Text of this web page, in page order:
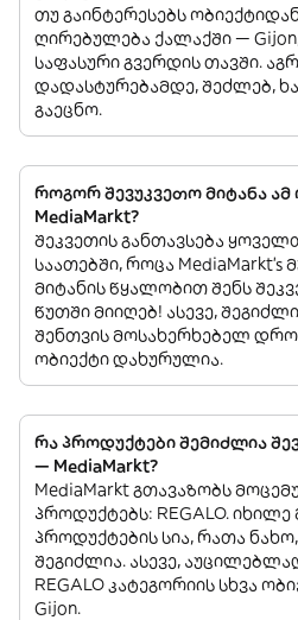
თუ გაინტერესებს
ღირებულება ქალაქში —
საფასური გვერდის თავში.
დადასტურებამდე, შეძლებ,
გაეცნო.
როგორ შევუკვეთო მიტანა ამ
MediaMarkt?
შეკვეთის განთავსება
საათებში, როცა MediaMarkt’s
მიტანის წყალობით შენს
წუთში მიიღებ! ასევე,
შენთვის მოსახერხებელ
ობიექტი დახურულია.
რა პროდუქტები შემიძლია
— MediaMarkt?
MediaMarkt გთავაზობს
პროდუქტებს: REGALO.
პროდუქტების სია, რათა
შეგიძლია. ასევე,
REGALO კატეგორიის სხვა
Gijon.